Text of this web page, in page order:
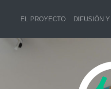
EL PROYECTO DIFUSIÓN